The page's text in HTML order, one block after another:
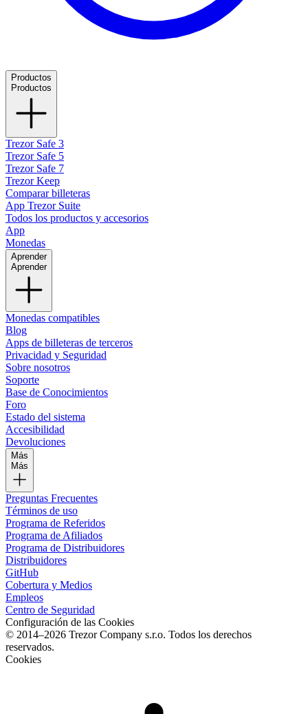
Productos
Productos
Trezor Safe 3
Trezor Safe 5
Trezor Safe 7
Trezor Keep
Comparar billeteras
App Trezor Suite
Todos los productos y accesorios
App
Monedas
Aprender
Aprender
Monedas compatibles
Blog
Apps de billeteras de terceros
Privacidad y Seguridad
Sobre nosotros
Soporte
Base de Conocimientos
Foro
Estado del sistema
Accesibilidad
Devoluciones
Más
Más
Preguntas Frecuentes
Términos de uso
Programa de Referidos
Programa de Afiliados
Programa de Distribuidores
Distribuidores
GitHub
Cobertura y Medios
Empleos
Centro de Seguridad
Configuración de las Cookies
© 2014–2026 Trezor Company s.r.o. Todos los derechos
reservados.
Cookies